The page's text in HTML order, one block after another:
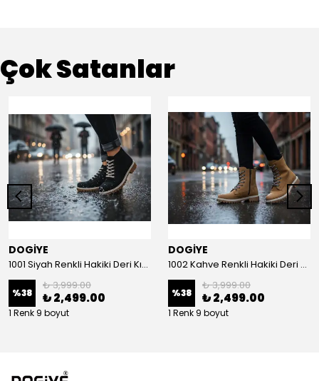
Çok Satanlar
DOGİYE
1001 Siyah Renkli Hakiki Deri Kışlık Bot
%38
₺ 3,999.00
₺ 2,499.00
1 Renk 9 boyut
DOGİYE
1002 Kahve Renkli Hakiki Deri Kışlık Bot
%38
₺ 3,999.00
₺ 2,499.00
1 Renk 9 boyut